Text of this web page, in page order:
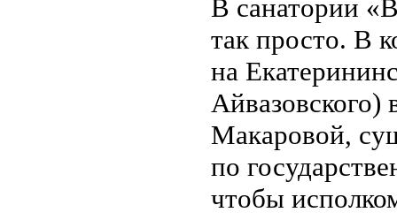
В санатории
так просто. В
на
Макаровой,
по
чтобы